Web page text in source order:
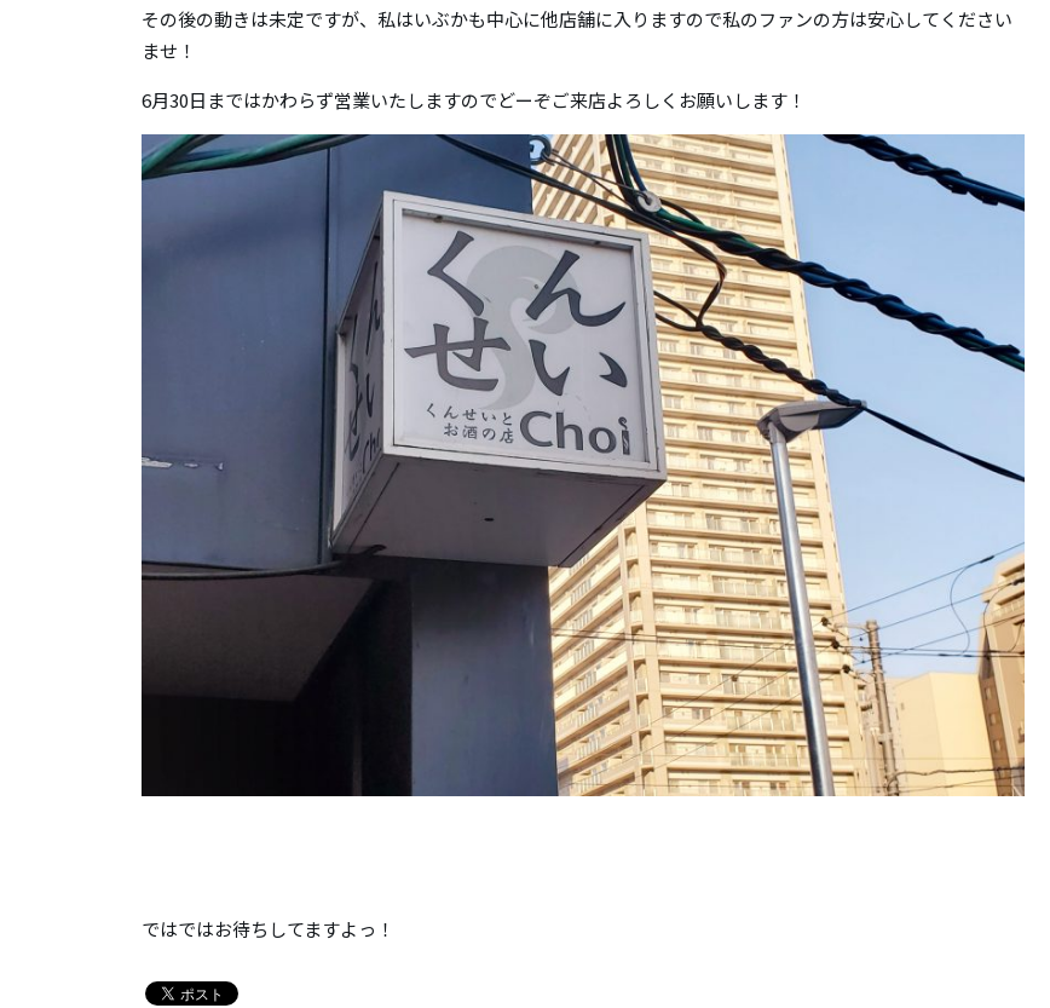
その後の動きは未定ですが、私はいぶかも中心に他店舗に入りますので私のファンの方は安心してください
ませ！
6月30日まではかわらず営業いたしますのでどーぞご来店よろしくお願いします！
ではではお待ちしてますよっ！